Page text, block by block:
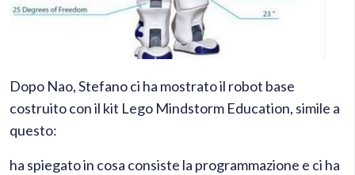
Dopo Nao, Stefano ci ha mostrato il robot base
costruito con il kit Lego Mindstorm Education, simile a
questo:
ha spiegato in cosa consiste la programmazione e ci ha